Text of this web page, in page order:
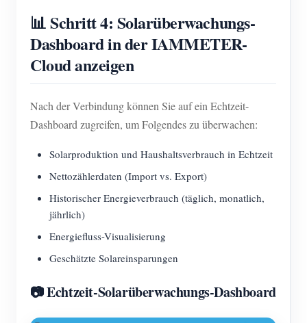
📊 Schritt 4: Solarüberwachungs-
Dashboard in der IAMMETER-
Cloud anzeigen
Nach der Verbindung können Sie auf ein Echtzeit-
Dashboard zugreifen, um Folgendes zu überwachen:
Solarproduktion und Haushaltsverbrauch in Echtzeit
Nettozählerdaten (Import vs. Export)
Historischer Energieverbrauch (täglich, monatlich,
jährlich)
Energiefluss-Visualisierung
Geschätzte Solareinsparungen
📷 Echtzeit-Solarüberwachungs-Dashboard